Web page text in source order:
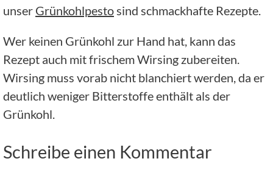
unser Grünkohlpesto sind schmackhafte Rezepte.
Wer keinen Grünkohl zur Hand hat, kann das
Rezept auch mit frischem Wirsing zubereiten.
Wirsing muss vorab nicht blanchiert werden, da er
deutlich weniger Bitterstoffe enthält als der
Grünkohl.
Schreibe einen Kommentar